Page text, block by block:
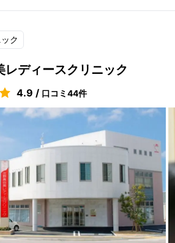
ク
レディースクリニック
4.9 / 口コミ 44件